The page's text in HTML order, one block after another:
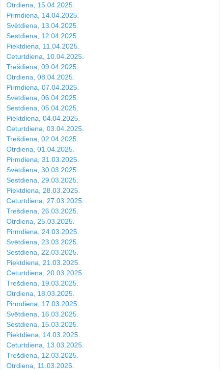
Otrdiena, 15.04.2025.
Pirmdiena, 14.04.2025.
Svētdiena, 13.04.2025.
Sestdiena, 12.04.2025.
Piektdiena, 11.04.2025.
Ceturtdiena, 10.04.2025.
Trešdiena, 09.04.2025.
Otrdiena, 08.04.2025.
Pirmdiena, 07.04.2025.
Svētdiena, 06.04.2025.
Sestdiena, 05.04.2025.
Piektdiena, 04.04.2025.
Ceturtdiena, 03.04.2025.
Trešdiena, 02.04.2025.
Otrdiena, 01.04.2025.
Pirmdiena, 31.03.2025.
Svētdiena, 30.03.2025.
Sestdiena, 29.03.2025.
Piektdiena, 28.03.2025.
Ceturtdiena, 27.03.2025.
Trešdiena, 26.03.2025.
Otrdiena, 25.03.2025.
Pirmdiena, 24.03.2025.
Svētdiena, 23.03.2025.
Sestdiena, 22.03.2025.
Piektdiena, 21.03.2025.
Ceturtdiena, 20.03.2025.
Trešdiena, 19.03.2025.
Otrdiena, 18.03.2025.
Pirmdiena, 17.03.2025.
Svētdiena, 16.03.2025.
Sestdiena, 15.03.2025.
Piektdiena, 14.03.2025.
Ceturtdiena, 13.03.2025.
Trešdiena, 12.03.2025.
Otrdiena, 11.03.2025.